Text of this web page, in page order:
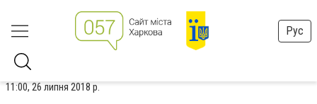
Рус
11:00, 26 липня 2018 р.